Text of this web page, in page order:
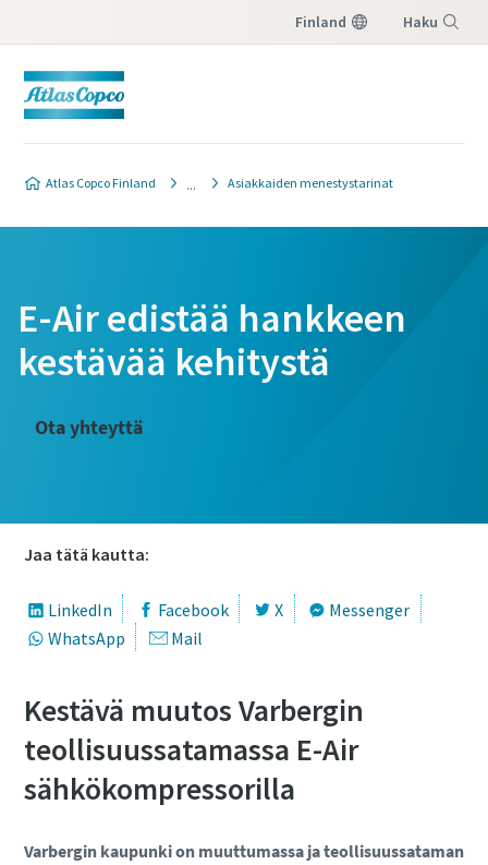
Finland Haku
Atlas Copco Finland Asiakkaiden menestystarinat
E-Air edistää hankkeen
kestävää kehitystä
Ota yhteyttä
Jaa tätä kautta:
LinkedIn Facebook X
Messenger
WhatsApp
Mail
Kestävä muutos Varbergin
teollisuussatamassa E-Air
sähkökompressorilla
Varbergin kaupunki on muuttumassa ja teollisuussataman